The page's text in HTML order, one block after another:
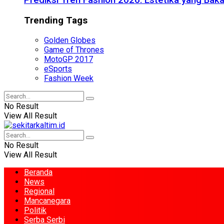
Trending Tags
Golden Globes
Game of Thrones
MotoGP 2017
eSports
Fashion Week
No Result
View All Result
No Result
View All Result
Beranda
News
Regional
Mancanegara
Politik
Serba Serbi